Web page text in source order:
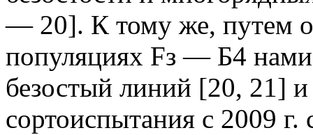
— 20]. К тому же, путем
популяциях Fз — Б4
безостый линий [20, 21] и
сортоиспытания с 2009